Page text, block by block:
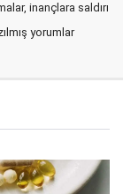
inançlara saldırı
yorumlar